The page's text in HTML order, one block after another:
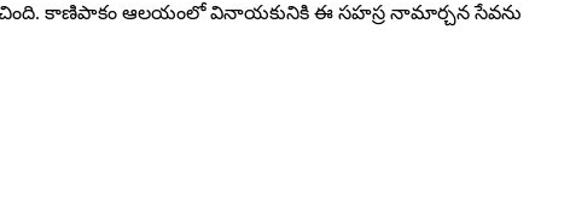
కాణిపాకం ఆలయంలో వినాయకునికి ఈ సహస్ర నామార్చన సేవను